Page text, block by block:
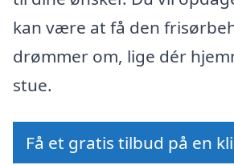
kan være at få den
drømmer om, lige dér
stue.
Få et gratis tilbud på en